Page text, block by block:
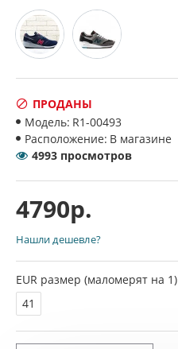
4790р.
ПРОДАНЫ
Модель: R1-00493
Расположение: В магазине
4993 просмотров
EUR размер (маломерят на 1)
41
Нашли дешевле?